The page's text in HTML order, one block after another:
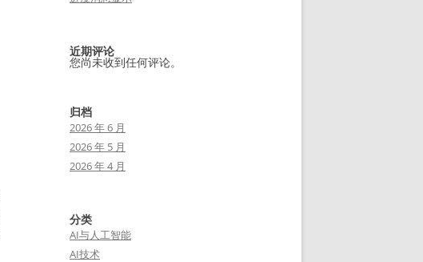
近期评论
您尚未收到任何评论。
归档
2026 年 6 月
2026 年 5 月
2026 年 4 月
分类
AI与人工智能
AI技术